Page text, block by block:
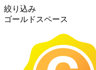
絞り込み
ゴールドスペース